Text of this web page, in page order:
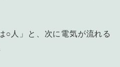
○人」と、次に電気が流れる